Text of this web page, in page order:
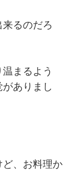
来るのだろ
まるよう
ありまし
、お料理か